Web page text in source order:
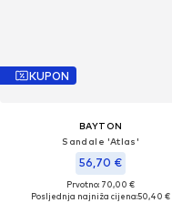
KUPON
BAYTON
Sandale 'Atlas'
56,70 €
Prvotno: 70,00 €
Posljednja najniža cijena:50,40 €